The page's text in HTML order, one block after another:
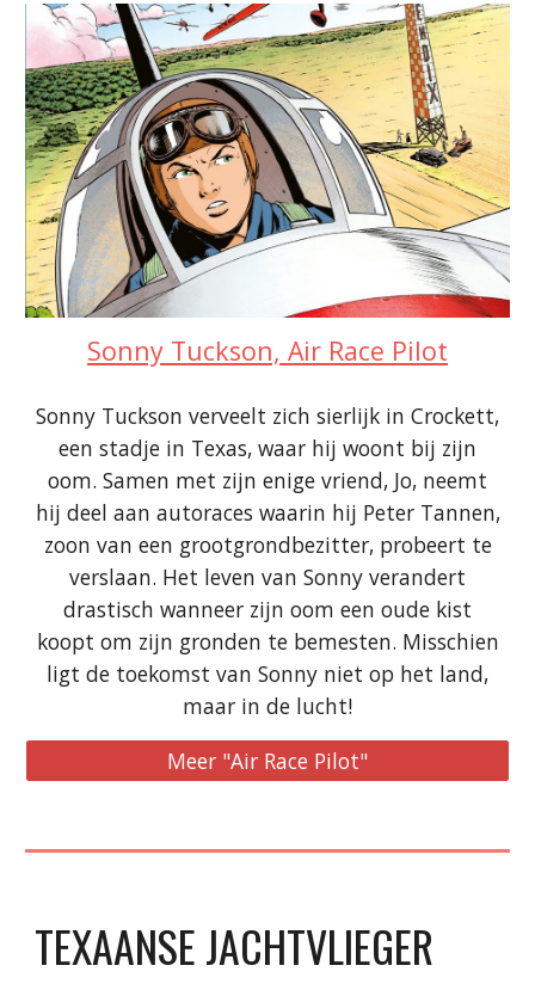
Sonny Tuckson, Air Race Pilot
Sonny Tuckson verveelt zich sierlijk in Crockett,
een stadje in Texas, waar hij woont bij zijn
oom. Samen met zijn enige vriend, Jo, neemt
hij deel aan autoraces waarin hij Peter Tannen,
zoon van een grootgrondbezitter, probeert te
verslaan. Het leven van Sonny verandert
drastisch wanneer zijn oom een oude kist
koopt om zijn gronden te bemesten. Misschien
ligt de toekomst van Sonny niet op het land,
maar in de lucht!
Meer "Air Race Pilot"
TEXAANSE JACHTVLIEGER